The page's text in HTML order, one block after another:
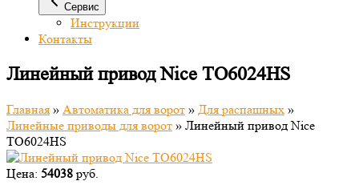
Сервис
Инструкции
Контакты
Линейный привод Nice TO6024HS
Главная » Автоматика для ворот » Для распашных »
Линейные приводы для ворот » Линейный привод Nice
TO6024HS
Цена: 54038 руб.